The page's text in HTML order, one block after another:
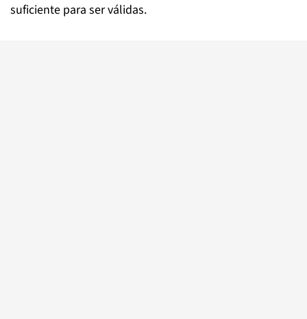
suficiente para ser válidas.